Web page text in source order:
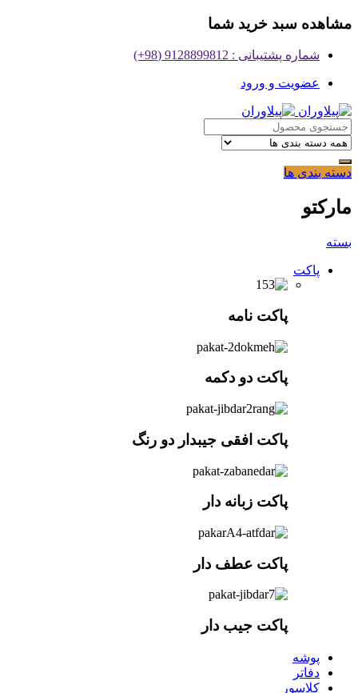
مشاهده سبد خرید شما
شماره پشتیبانی : 9128899812 (98+)
عضویت و ورود
دسته بندی ها
مارکتو
بسته
پاکت
پاکت نامه
پاکت دو دکمه
پاکت افقی جیبدار دو رنگ
پاکت زبانه دار
پاکت عطف دار
پاکت جیب دار
پوشه
دفاتر
کلاسور